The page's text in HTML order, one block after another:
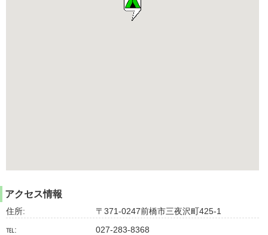
アクセス情報
住所:
〒371-0247前橋市三夜沢町425-1
℡:
027-283-8368